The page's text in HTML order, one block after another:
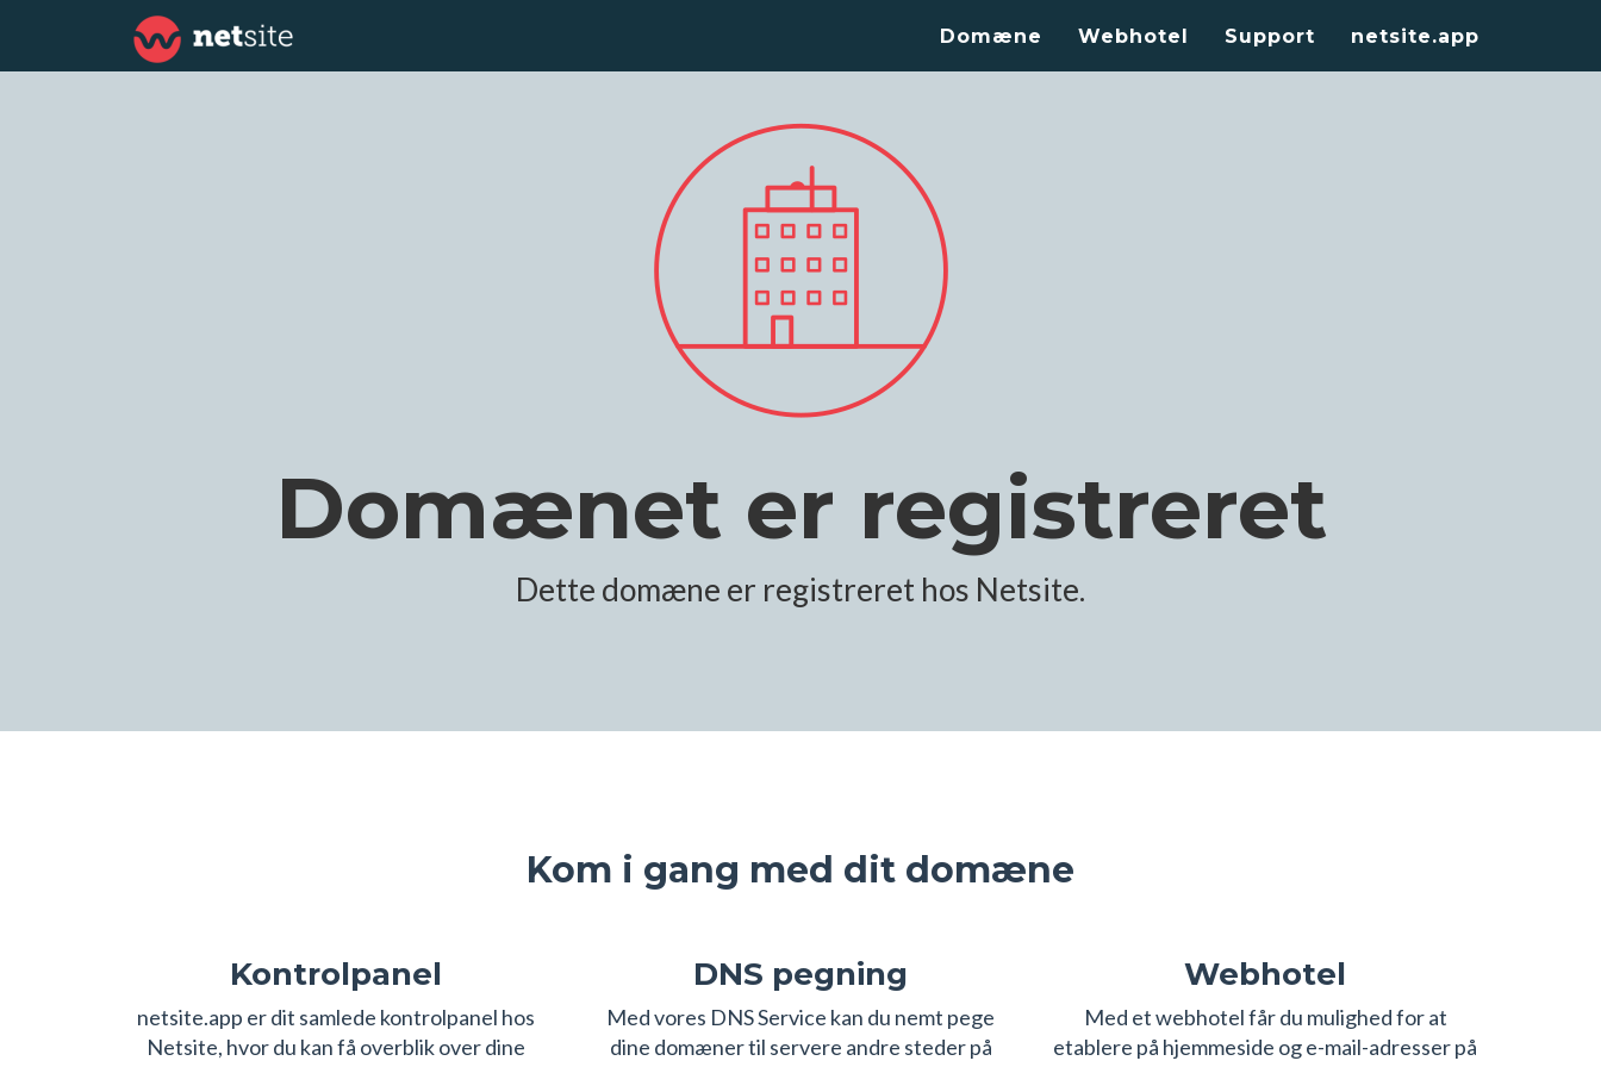
Domæne Webhotel Support netsite.app
Domænet er registreret
Dette domæne er registreret hos Netsite.
Kom i gang med dit domæne
Kontrolpanel
netsite.app er dit samlede kontrolpanel hos
Netsite, hvor du kan få overblik over dine
DNS pegning
Med vores DNS Service kan du nemt pege
dine domæner til servere andre steder på
Webhotel
Med et webhotel får du mulighed for at
etablere på hjemmeside og e-mail-adresser på